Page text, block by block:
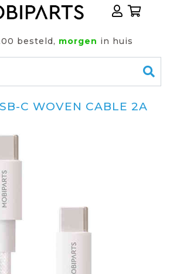
besteld, morgen in huis
C WOVEN CABLE 2A